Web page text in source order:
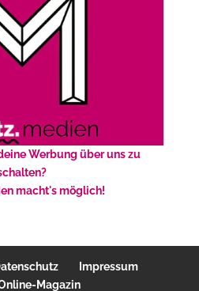
Werbung über uns zu
macht's möglich!
Impressum
Magazin